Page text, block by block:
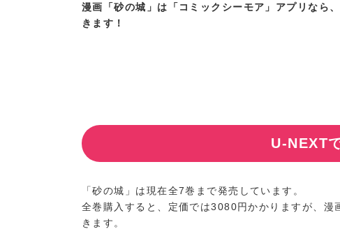
漫画「砂の城」は「コミックシーモア」アプリなら
きます！
U-NEXT
「砂の城」は現在全7巻まで発売しています。
全巻購入すると、定価では3080円かかりますが、
きます。